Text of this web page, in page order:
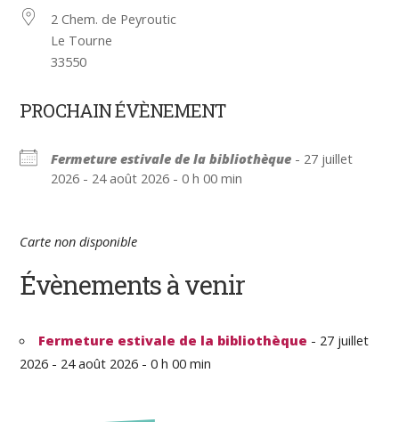
2 Chem. de Peyroutic
Le Tourne
33550
PROCHAIN ÉVÈNEMENT
Fermeture estivale de la bibliothèque - 27 juillet
2026 - 24 août 2026 - 0 h 00 min
Carte non disponible
Évènements à venir
Fermeture estivale de la bibliothèque - 27 juillet
2026 - 24 août 2026 - 0 h 00 min